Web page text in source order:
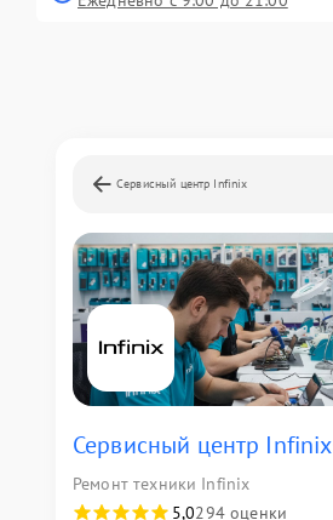
Сервисный центр Infinix
Сервисный центр Infinix
Ремонт техники Infinix
5,0294 оценки